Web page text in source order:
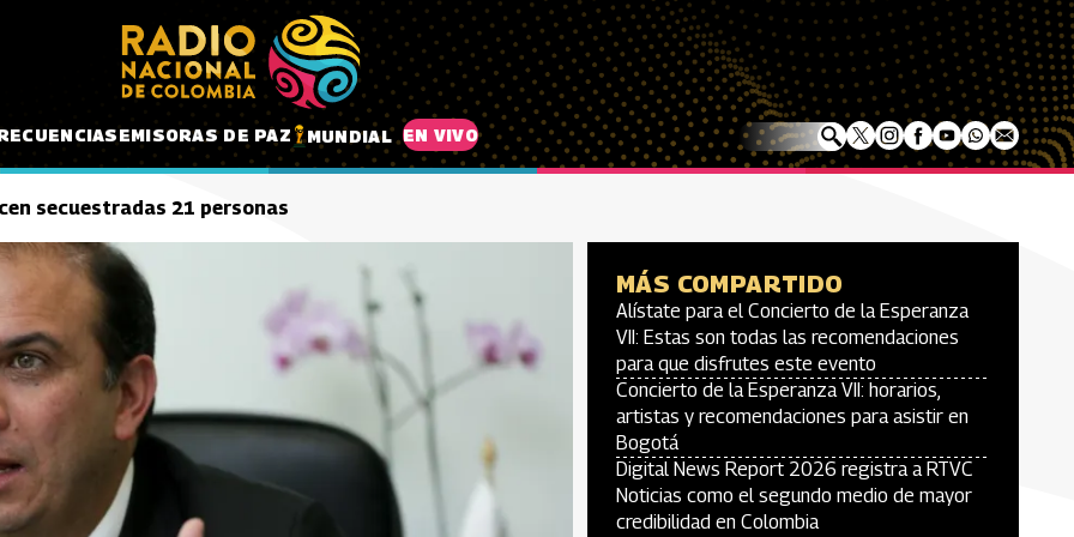
EMISORAS DE PAZ MUNDIAL EN VIVO
secuestradas 21 personas
MÁS COMPARTIDO
Alístate para el Concierto de la Esperanza
VII: Estas son todas las recomendaciones
para que disfrutes este evento
Concierto de la Esperanza VII: horarios,
artistas y recomendaciones para asistir en
Bogotá
Digital News Report 2026 registra a RTVC
Noticias como el segundo medio de mayor
credibilidad en Colombia